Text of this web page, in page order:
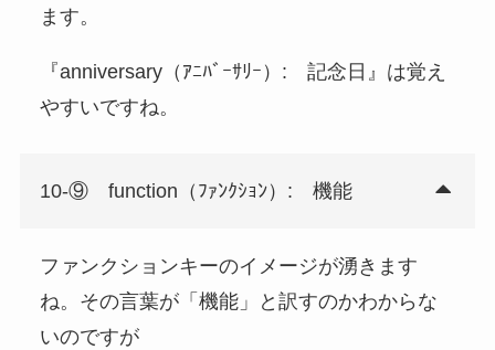
ます。
『anniversary（ｱﾆﾊﾞｰｻﾘｰ）: 記念日』は覚え
やすいですね。
10-⑨ function（ﾌｧﾝｸｼｮﾝ）: 機能
ファンクションキーのイメージが湧きます
ね。その言葉が「機能」と訳すのかわからな
いのですが